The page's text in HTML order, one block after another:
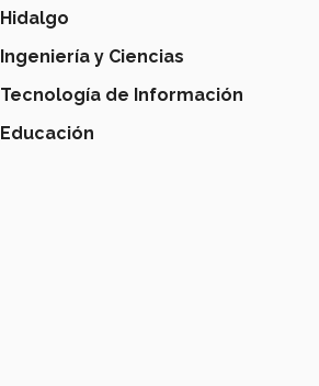
Hidalgo
Ingeniería y Ciencias
Tecnología de Información
Educación